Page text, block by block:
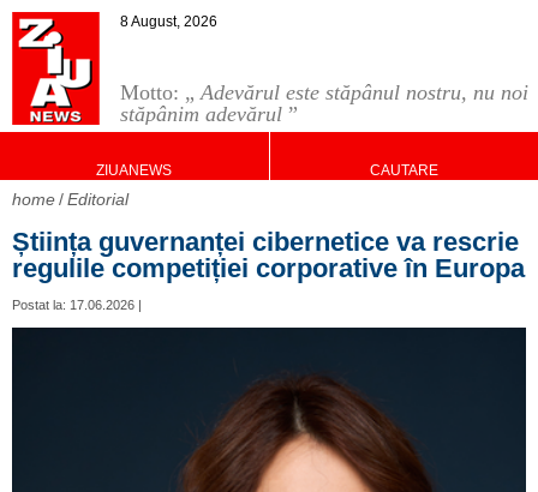
Motto: „Adevărul este stăpânul nostru, nu noi
stăpânim adevărul ”
8 August, 2026
ZIUANEWS CAUTARE
home Editorial
Știința guvernanței cibernetice va rescrie
regulile competiției corporative în Europa
Postat la: 17.06.2026 |